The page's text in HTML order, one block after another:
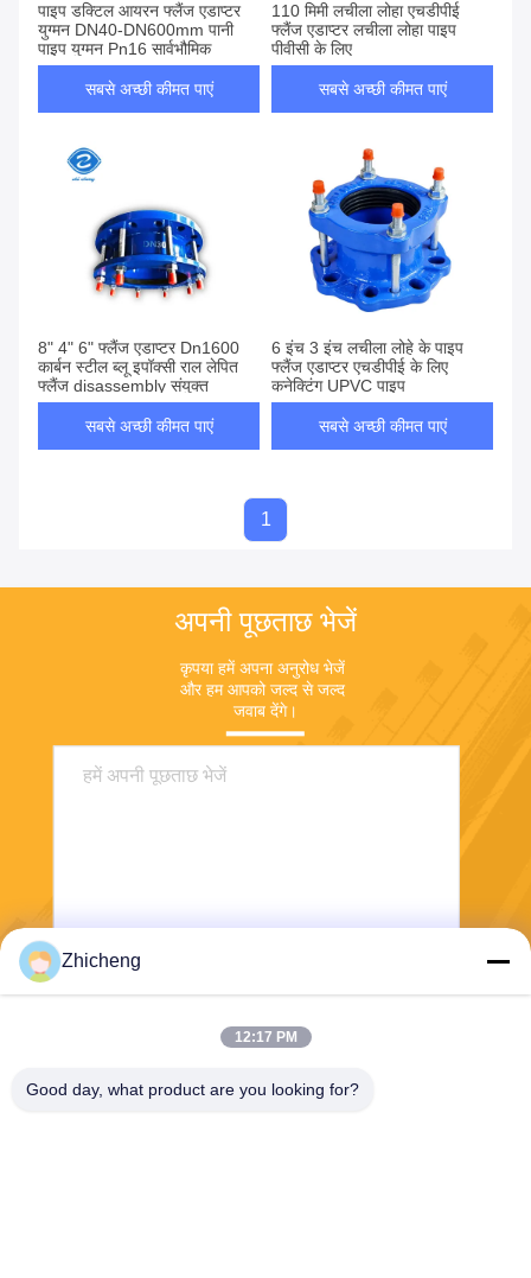
पाइप डक्टिल आयरन फ्लैंज एडाप्टर
युग्मन DN40-DN600mm पानी
पाइप युग्मन Pn16 सार्वभौमिक
सबसे अच्छी कीमत पाएं
110 मिमी लचीला लोहा एचडीपीई
फ्लैंज एडाप्टर लचीला लोहा पाइप
पीवीसी के लिए
सबसे अच्छी कीमत पाएं
8" 4" 6" फ्लैंज एडाप्टर Dn1600
कार्बन स्टील ब्लू इपॉक्सी राल लेपित
फ्लैंज disassembly संयुक्त
सबसे अच्छी कीमत पाएं
6 इंच 3 इंच लचीला लोहे के पाइप
फ्लैंज एडाप्टर एचडीपीई के लिए
कनेक्टिंग UPVC पाइप
सबसे अच्छी कीमत पाएं
1
अपनी पूछताछ भेजें
कृपया हमें अपना अनुरोध भेजें
और हम आपको जल्द से जल्द
जवाब देंगे।
Zhicheng
12:17 PM
Good day, what product are you looking for?